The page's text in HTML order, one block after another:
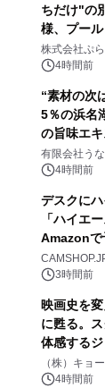
メーショ
ちだけ"の
様、プー
きで Villa
素泊りプラ
株式会社ぷ
4時間前
“素材の次
5％の浜名
の旨味エ
「井口の
有限会社う
4時間前
デスクにハ
「ハイエ
Amazonで
3時間前
映画史を
に甦る。
体感する
界。ジョ
スペクタキ
（株）キョ
4時間前